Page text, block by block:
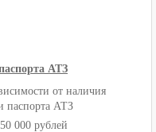
АТЗ
от наличия
паспорта АТЗ
000 рублей